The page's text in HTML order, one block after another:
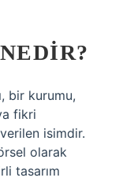
bir kurumu,
fikri
isimdir.
olarak
tasarım